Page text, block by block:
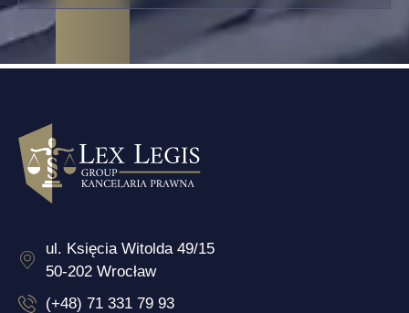
ul. Księcia Witolda 49/15
50-202 Wrocław
(+48) 71 331 79 93